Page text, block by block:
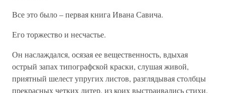
Все это было – первая книга Ивана Савича.
Его торжество и несчастье.
Он наслаждался, осязая ее вещественность, вдыхая
острый запах типографской краски, слушая живой,
приятный шелест упругих листов, разглядывая столбцы
прекрасных четких литер, из коих выстраивались стихи.